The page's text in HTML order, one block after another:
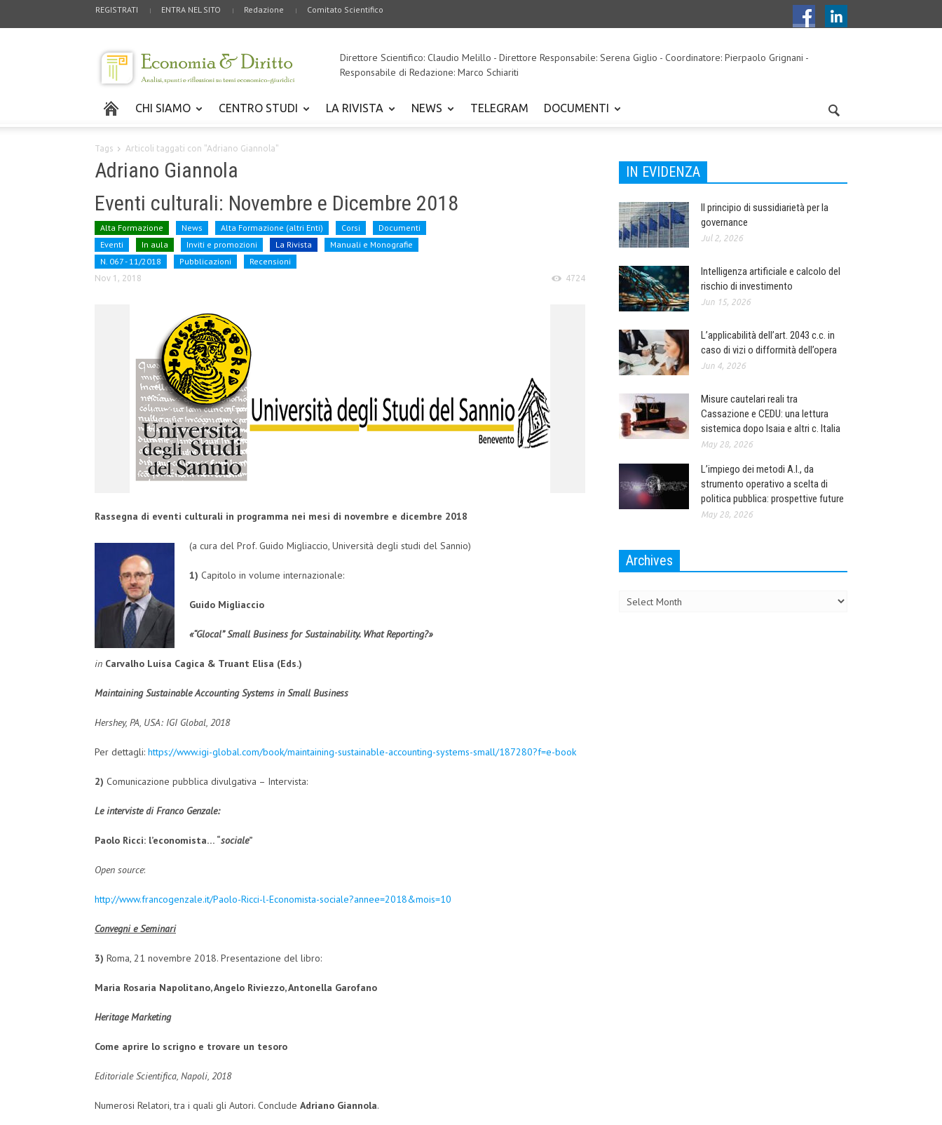
REGISTRATI ENTRA NEL SITO Redazione Comitato Scientifico
Direttore Scientifico: Claudio Melillo - Direttore Responsabile: Serena Giglio - Coordinatore: Pierpaolo Grignani -
Responsabile di Redazione: Marco Schiariti
CHI SIAMO CENTRO STUDI LA RIVISTA NEWS TELEGRAM DOCUMENTI
Tags Articoli taggati con "Adriano Giannola"
Adriano Giannola
Eventi culturali: Novembre e Dicembre 2018
Alta Formazione News Alta Formazione (altri Enti) Corsi
Documenti
Eventi
In aula Inviti e promozioni La Rivista
Manuali e Monografie
N. 067 - 11/2018
Pubblicazioni Recensioni
Nov 1, 2018 4724
Rassegna di eventi culturali in programma nei mesi di novembre e dicembre 2018
(a cura del Prof. Guido Migliaccio, Università degli studi del Sannio)
1) Capitolo in volume internazionale:
Guido Migliaccio
«“Glocal” Small Business for Sustainability. What Reporting?»
in Carvalho Luísa Cagica & Truant Elisa (Eds.)
Maintaining Sustainable Accounting Systems in Small Business
Hershey, PA, USA: IGI Global, 2018
Per dettagli: https://www.igi-global.com/book/maintaining-sustainable-accounting-systems-small/187280?f=e-book
2) Comunicazione pubblica divulgativa – Intervista:
Le interviste di Franco Genzale:
Paolo Ricci: l’economista… “sociale”
Open source:
http://www.francogenzale.it/Paolo-Ricci-l-Economista-sociale?annee=2018&mois=10
Convegni e Seminari
3) Roma, 21 novembre 2018. Presentazione del libro:
Maria Rosaria Napolitano, Angelo Riviezzo, Antonella Garofano
Heritage Marketing
Come aprire lo scrigno e trovare un tesoro
Editoriale Scientifica, Napoli, 2018
Numerosi Relatori, tra i quali gli Autori. Conclude Adriano Giannola.
IN EVIDENZA
Il principio di sussidiarietà per la
governance
Jul 2, 2026
Intelligenza artificiale e calcolo del
rischio di investimento
Jun 15, 2026
L’applicabilità dell’art. 2043 c.c. in
caso di vizi o difformità dell’opera
Jun 4, 2026
Misure cautelari reali tra
Cassazione e CEDU: una lettura
sistemica dopo Isaia e altri c. Italia
May 28, 2026
L’impiego dei metodi A.I., da
strumento operativo a scelta di
politica pubblica: prospettive future
May 28, 2026
Archives